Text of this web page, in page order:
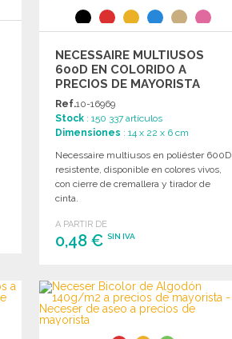
NECESSAIRE MULTIUSOS
600D EN COLORIDO A
PRECIOS DE MAYORISTA
Ref.10-16969
Stock : 150 337 artículos
Dimensiones : 14 x 22 x 6 cm
Necessaire multiusos en poliéster 600D
resistente, disponible en colores vivos,
con cierre de cremallera y tirador de
cinta.
A PARTIR DE
0,48 €SIN IVA
Solicitar un presupuesto